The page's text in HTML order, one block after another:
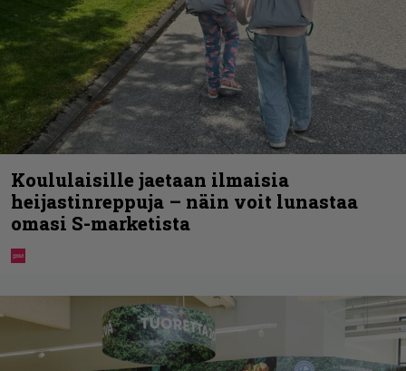
Koululaisille jaetaan ilmaisia
heijastinreppuja – näin voit lunastaa
omasi S-marketista